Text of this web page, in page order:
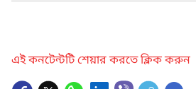
এই কনটেন্টটি শেয়ার করতে ক্লিক করুন